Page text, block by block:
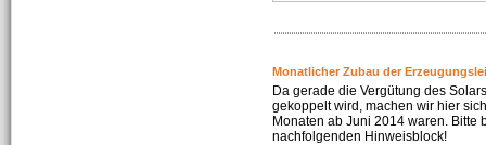
Monatlicher Zubau der
Da gerade die Vergütung des
gekoppelt wird, machen wir hier
Monaten ab Juni 2014 waren. Bitte
nachfolgenden Hinweisblock!